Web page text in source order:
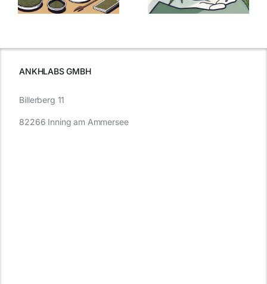
Cannabis und
müssen
was Sie
ANKHLABS GMBH
Billerberg 11
82266 Inning am Ammersee